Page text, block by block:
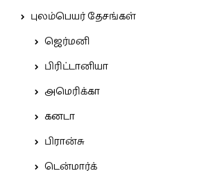
புலம்பெயர் தேசங்கள்
ஜெர்மனி
பிரிட்டானியா
அமெரிக்கா
கனடா
பிரான்சு
டென்மார்க்